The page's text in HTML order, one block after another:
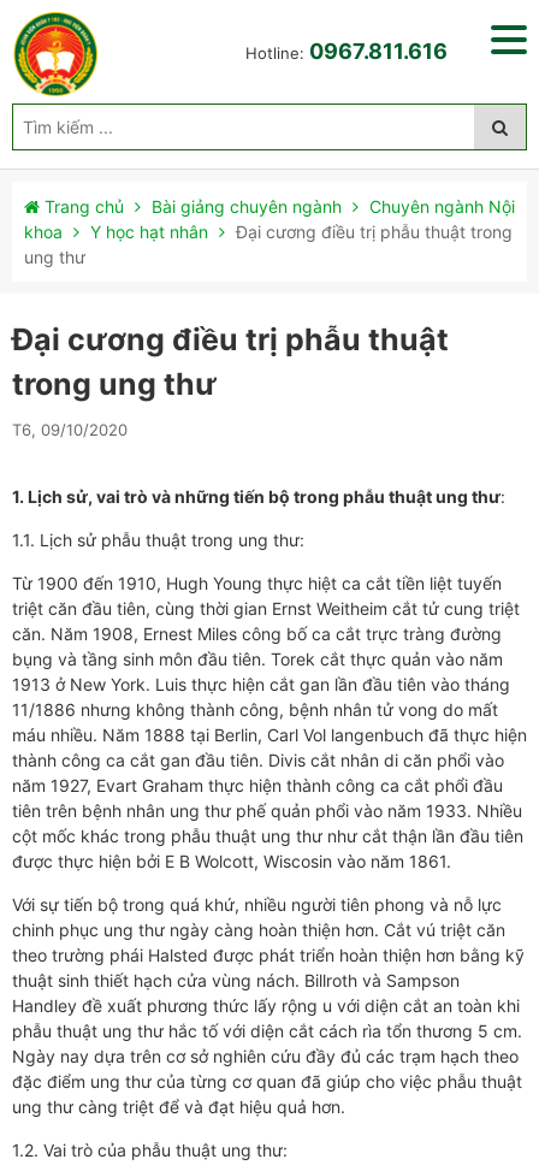
Hotline: 0967.811.616
Trang chủ Bài giảng chuyên ngành
Chuyên ngành Nội
khoa
Y học hạt nhân
Đại cương điều trị phẫu thuật trong
ung thư
Đại cương điều trị phẫu thuật
trong ung thư
T6, 09/10/2020
1. Lịch sử, vai trò và những tiến bộ trong phẫu thuật ung thư:
1.1. Lịch sử phẫu thuật trong ung thư:
Từ 1900 đến 1910, Hugh Young thực hiệt ca cắt tiền liệt tuyến
triệt căn đầu tiên, cùng thời gian Ernst Weitheim cắt tử cung triệt
căn. Năm 1908, Ernest Miles công bố ca cắt trực tràng đường
bụng và tầng sinh môn đầu tiên. Torek cắt thực quản vào năm
1913 ở New York. Luis thực hiện cắt gan lần đầu tiên vào tháng
11/1886 nhưng không thành công, bệnh nhân tử vong do mất
máu nhiều. Năm 1888 tại Berlin, Carl Vol langenbuch đã thực hiện
thành công ca cắt gan đầu tiên. Divis cắt nhân di căn phổi vào
năm 1927, Evart Graham thực hiện thành công ca cắt phổi đầu
tiên trên bệnh nhân ung thư phế quản phổi vào năm 1933. Nhiều
cột mốc khác trong phẫu thuật ung thư như cắt thận lần đầu tiên
được thực hiện bởi E B Wolcott, Wiscosin vào năm 1861.
Với sự tiến bộ trong quá khứ, nhiều người tiên phong và nỗ lực
chinh phục ung thư ngày càng hoàn thiện hơn. Cắt vú triệt căn
theo trường phái Halsted được phát triển hoàn thiện hơn bằng kỹ
thuật sinh thiết hạch cửa vùng nách. Billroth và Sampson
Handley đề xuất phương thức lấy rộng u với diện cắt an toàn khi
phẫu thuật ung thư hắc tố với diện cắt cách rìa tổn thương 5 cm.
Ngày nay dựa trên cơ sở nghiên cứu đầy đủ các trạm hạch theo
đặc điểm ung thư của từng cơ quan đã giúp cho việc phẫu thuật
ung thư càng triệt để và đạt hiệu quả hơn.
1.2. Vai trò của phẫu thuật ung thư: